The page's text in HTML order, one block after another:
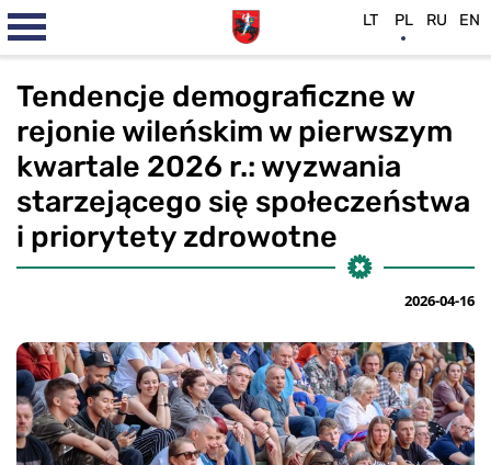
Tendencje demograficzne w
rejonie wileńskim w pierwszym
kwartale 2026 r.: wyzwania
starzejącego się społeczeństwa
i priorytety zdrowotne
2026-04-16
LT PL RU EN